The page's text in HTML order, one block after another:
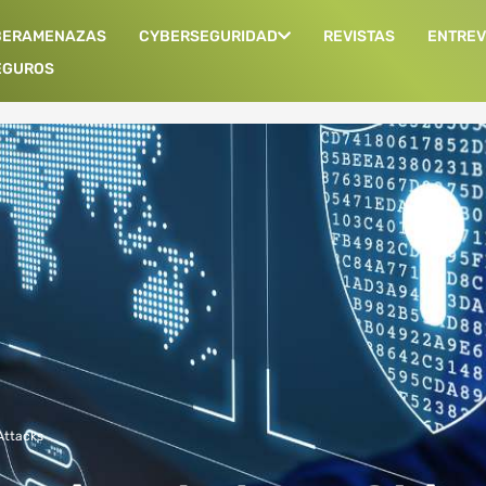
CYBERSEGURIDAD REVISTAS